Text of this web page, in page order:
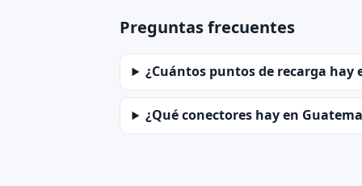
Preguntas frecuentes
¿Cuántos puntos de recarga hay
¿Qué conectores hay en